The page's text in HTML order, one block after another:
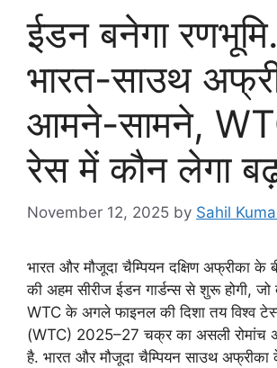
ईडन बनेगा
भारत-साउथ
आमने-सामने,
रेस में कौन लेगा
November 12, 2025 by Sahil
भारत और मौजूदा चैम्पियन दक्षिण अफ्रीका के
की अहम सीरीज ईडन गार्डन्स से शुरू होगी, जो
WTC के अगले फाइनल की दिशा तय विश्व
(WTC) 2025–27 चक्र का असली रोमांच
है. भारत और मौजूदा चैम्पियन साउथ अफ्रीका